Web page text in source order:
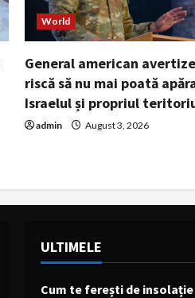
World
General american
riscă să nu mai poată
Israelul și propriul
admin August 3, 2026
ULTIMELE
Cum te ferești de